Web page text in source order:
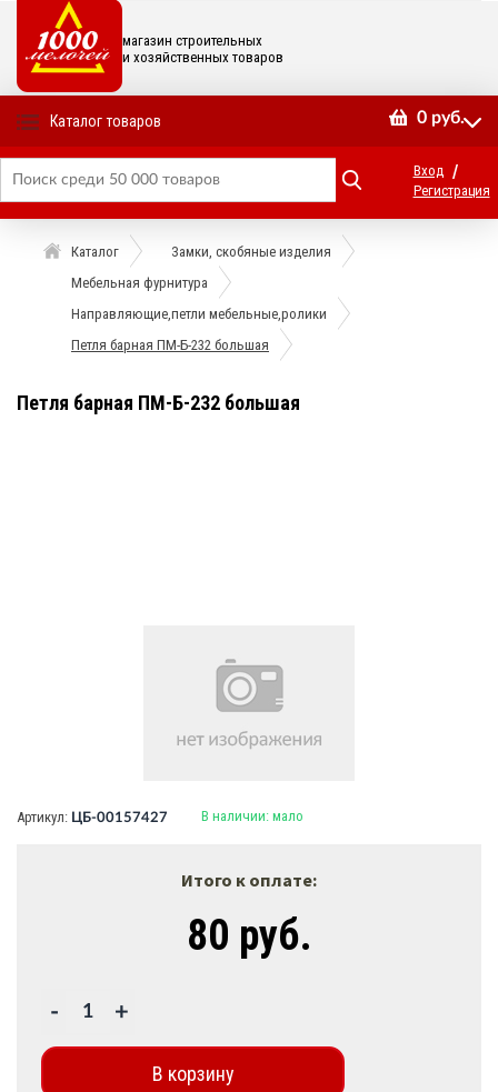
магазин строительных
и хозяйственных товаров
Каталог товаров 0 руб.
Вход /
Регистрация
Каталог
Замки, скобяные изделия
Мебельная фурнитура
Направляющие,петли мебельные,ролики
Петля барная ПМ-Б-232 большая
Петля барная ПМ-Б-232 большая
Артикул: ЦБ-00157427 В наличии: мало
Итого к оплате:
80 руб.
+
-
В корзину